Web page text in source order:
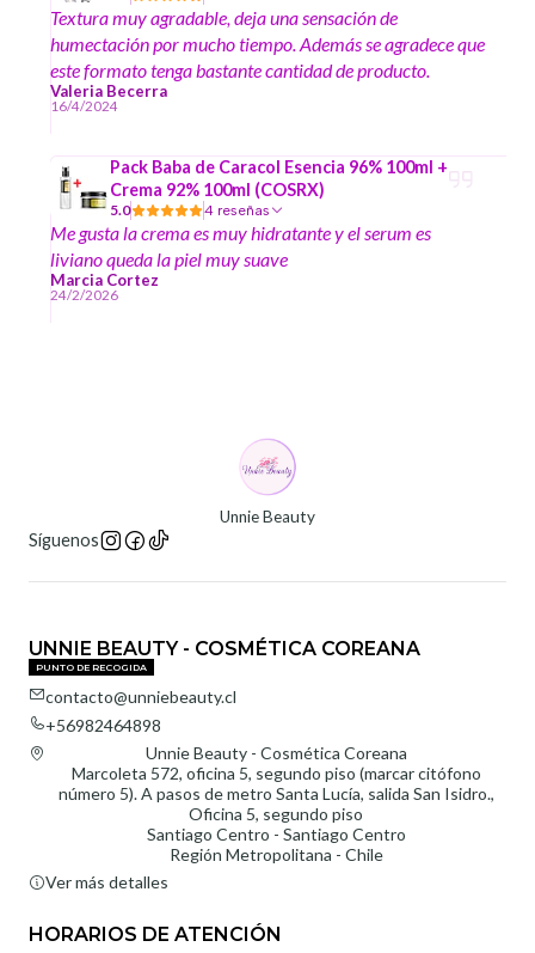
Textura muy agradable, deja una sensación de
humectación por mucho tiempo. Además se agradece que
este formato tenga bastante cantidad de producto.
Valeria Becerra
16/4/2024
Pack Baba de Caracol Esencia 96% 100ml +
Crema 92% 100ml (COSRX)
5.0 4 reseñas
Me gusta la crema es muy hidratante y el serum es
liviano queda la piel muy suave
Marcia Cortez
24/2/2026
Unnie Beauty
Síguenos
UNNIE BEAUTY - COSMÉTICA COREANA
PUNTO DE RECOGIDA
contacto@unniebeauty.cl
+56982464898
Unnie Beauty - Cosmética Coreana
Marcoleta 572, oficina 5, segundo piso (marcar citófono
número 5). A pasos de metro Santa Lucía, salida San Isidro.,
Oficina 5, segundo piso
Santiago Centro - Santiago Centro
Región Metropolitana - Chile
Ver más detalles
HORARIOS DE ATENCIÓN